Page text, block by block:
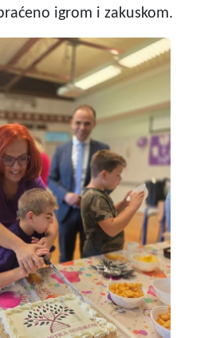
igrom i zakuskom.